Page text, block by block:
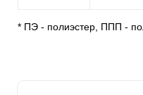
* ПЭ - полиэстер, ППП -